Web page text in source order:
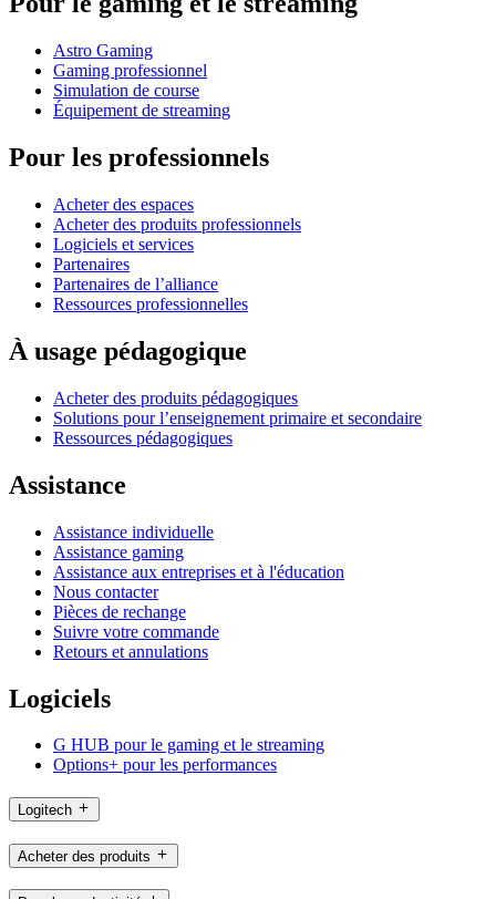
Astro Gaming
Gaming professionnel
Simulation de course
Équipement de streaming
Pour les professionnels
Acheter des espaces
Acheter des produits professionnels
Logiciels et services
Partenaires
Partenaires de l’alliance
Ressources professionnelles
À usage pédagogique
Acheter des produits pédagogiques
Solutions pour l’enseignement primaire et secondaire
Ressources pédagogiques
Assistance
Assistance individuelle
Assistance gaming
Assistance aux entreprises et à l'éducation
Nous contacter
Pièces de rechange
Suivre votre commande
Retours et annulations
Logiciels
G HUB pour le gaming et le streaming
Options+ pour les performances
Logitech
Acheter des produits